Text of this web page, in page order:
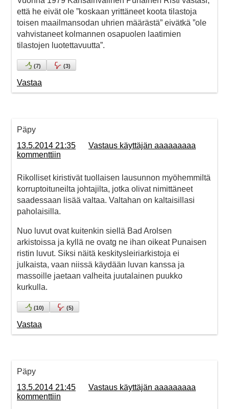
että he eivät ole ”koskaan yrittäneet koota tilastoja
toisen maailmansodan uhrien määrästä” eivätkä ”ole
vahvistaneet kolmannen osapuolen laatimien
tilastojen luotettavuutta”.
(7) (3)
Vastaa
Päpy
13.5.2014 21:35
Vastaus käyttäjän aaaaaaaaa
kommenttiin
Rikolliset kiristivät tuollaisen lausunnon myöhemmiltä
korruptoituneilta johtajilta, jotka olivat nimittäneet
saadessaan lisää valtaa. Valtahan on kaltaisillasi
paholaisilla.
Nuo luvut ovat kuitenkin siellä Bad Arolsen
arkistoissa ja kyllä ne ovatg ne ihan oikeat Punaisen
ristin luvut. Siksi näitä keskitysleiriarkistoja ei
julkaista, vaan niissä käydään luvan kanssa ja
massoille jaetaan valheita juutalainen puukko
kurkulla.
(10) (5)
Vastaa
Päpy
13.5.2014 21:45
Vastaus käyttäjän aaaaaaaaa
kommenttiin